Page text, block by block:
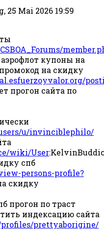
25 Mai 2026 19:59
аэрофлот купоны на
на скидку
прогон сайта по
u/invinciblephilo/
wiki/User
спб
persons-profile?
скидку
прогон по траст
индексацию сайта
profiles/prettyaborigine/